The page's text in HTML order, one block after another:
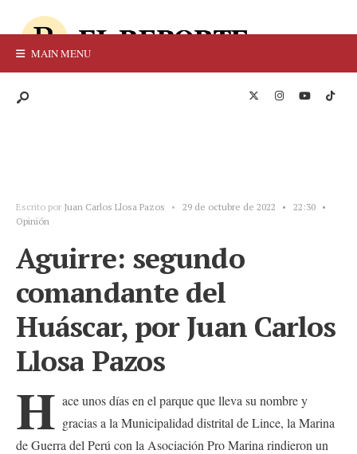
MAIN MENU
Escrito por Juan Carlos Llosa Pazos • 29 de octubre de 2022 • 22:30 •
Opinión
Aguirre: segundo
comandante del
Huáscar, por Juan Carlos
Llosa Pazos
H ace unos días en el parque que lleva su nombre y
gracias a la Municipalidad distrital de Lince, la Marina
de Guerra del Perú con la Asociación Pro Marina rindieron un